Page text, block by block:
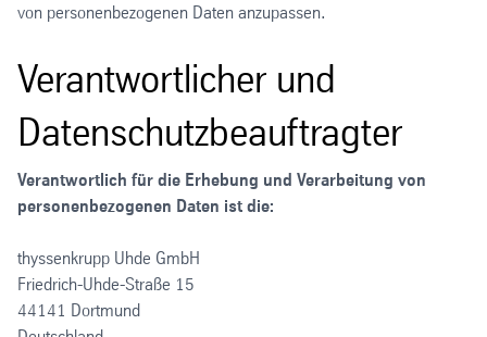
von personenbezogenen Daten anzupassen.
Verantwortlicher und
Datenschutzbeauftragter
Verantwortlich für die Erhebung und Verarbeitung von
personenbezogenen Daten ist die:
thyssenkrupp Uhde GmbH
Friedrich-Uhde-Straße 15
44141 Dortmund